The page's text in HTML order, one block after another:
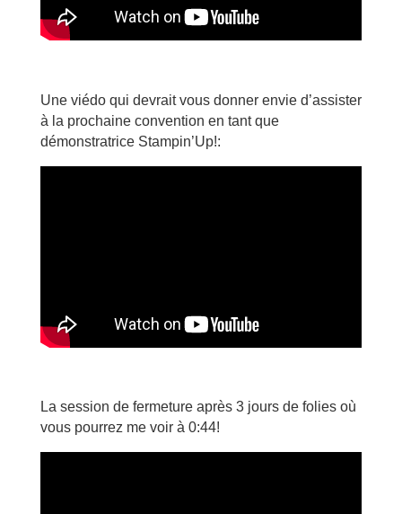
Une viédo qui devrait vous donner envie d’assister
à la prochaine convention en tant que
démonstratrice Stampin’Up!:
La session de fermeture après 3 jours de folies où
vous pourrez me voir à 0:44!